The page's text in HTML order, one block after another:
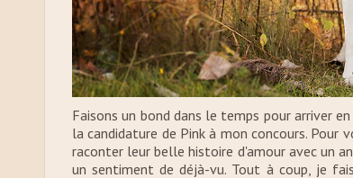
Faisons un bond dans le temps pour arriver
la candidature de Pink à mon concours.
raconter leur belle histoire d'amour avec un
un sentiment de déjà-vu. Tout à coup, je